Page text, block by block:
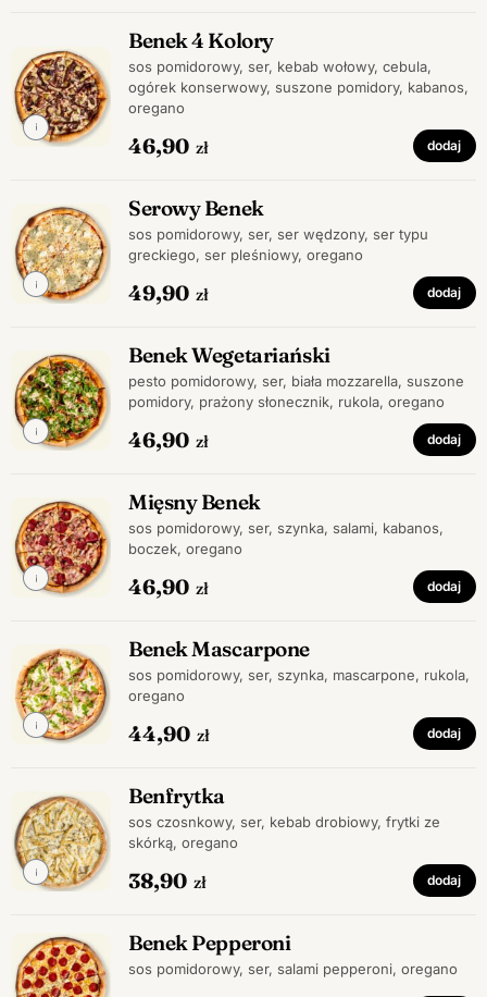
Benek 4 Kolory
sos pomidorowy, ser, kebab wołowy, cebula,
ogórek konserwowy, suszone pomidory, kabanos,
oregano
46,90 zł dodaj
Serowy Benek
sos pomidorowy, ser, ser wędzony, ser typu
greckiego, ser pleśniowy, oregano
49,90 zł dodaj
Benek Wegetariański
pesto pomidorowy, ser, biała mozzarella, suszone
pomidory, prażony słonecznik, rukola, oregano
46,90 zł dodaj
Mięsny Benek
sos pomidorowy, ser, szynka, salami, kabanos,
boczek, oregano
46,90 zł dodaj
Benek Mascarpone
sos pomidorowy, ser, szynka, mascarpone, rukola,
oregano
44,90 zł dodaj
Benfrytka
sos czosnkowy, ser, kebab drobiowy, frytki ze
skórką, oregano
38,90 zł dodaj
Benek Pepperoni
sos pomidorowy, ser, salami pepperoni, oregano